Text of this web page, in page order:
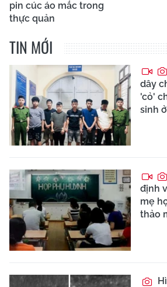
pin cúc áo mắc trong
thực quản
TIN MỚI
dây
'cỏ'
sinh
định
mẹ
thảo